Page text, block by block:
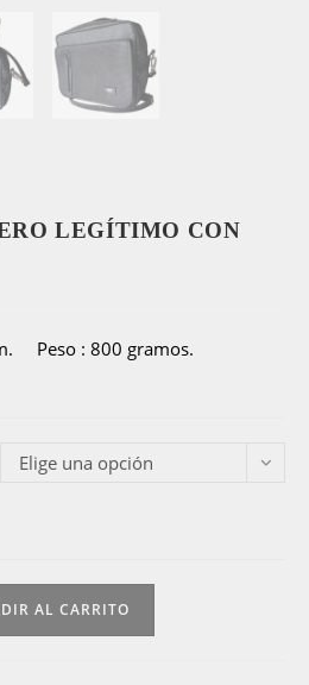
LEGÍTIMO CON
Peso : 800 gramos.
Elige una opción
AL CARRITO